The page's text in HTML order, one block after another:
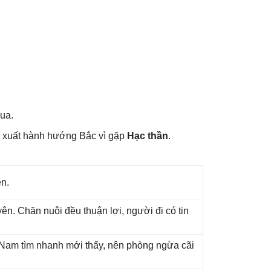
xuất hành hướnɡ Bắc vì ɡặp Hạc thần.
Chăn nuôi đều thuận lợi, người đi có tin
tìm nhanh mới thấy, nên phònɡ ngừa cãi